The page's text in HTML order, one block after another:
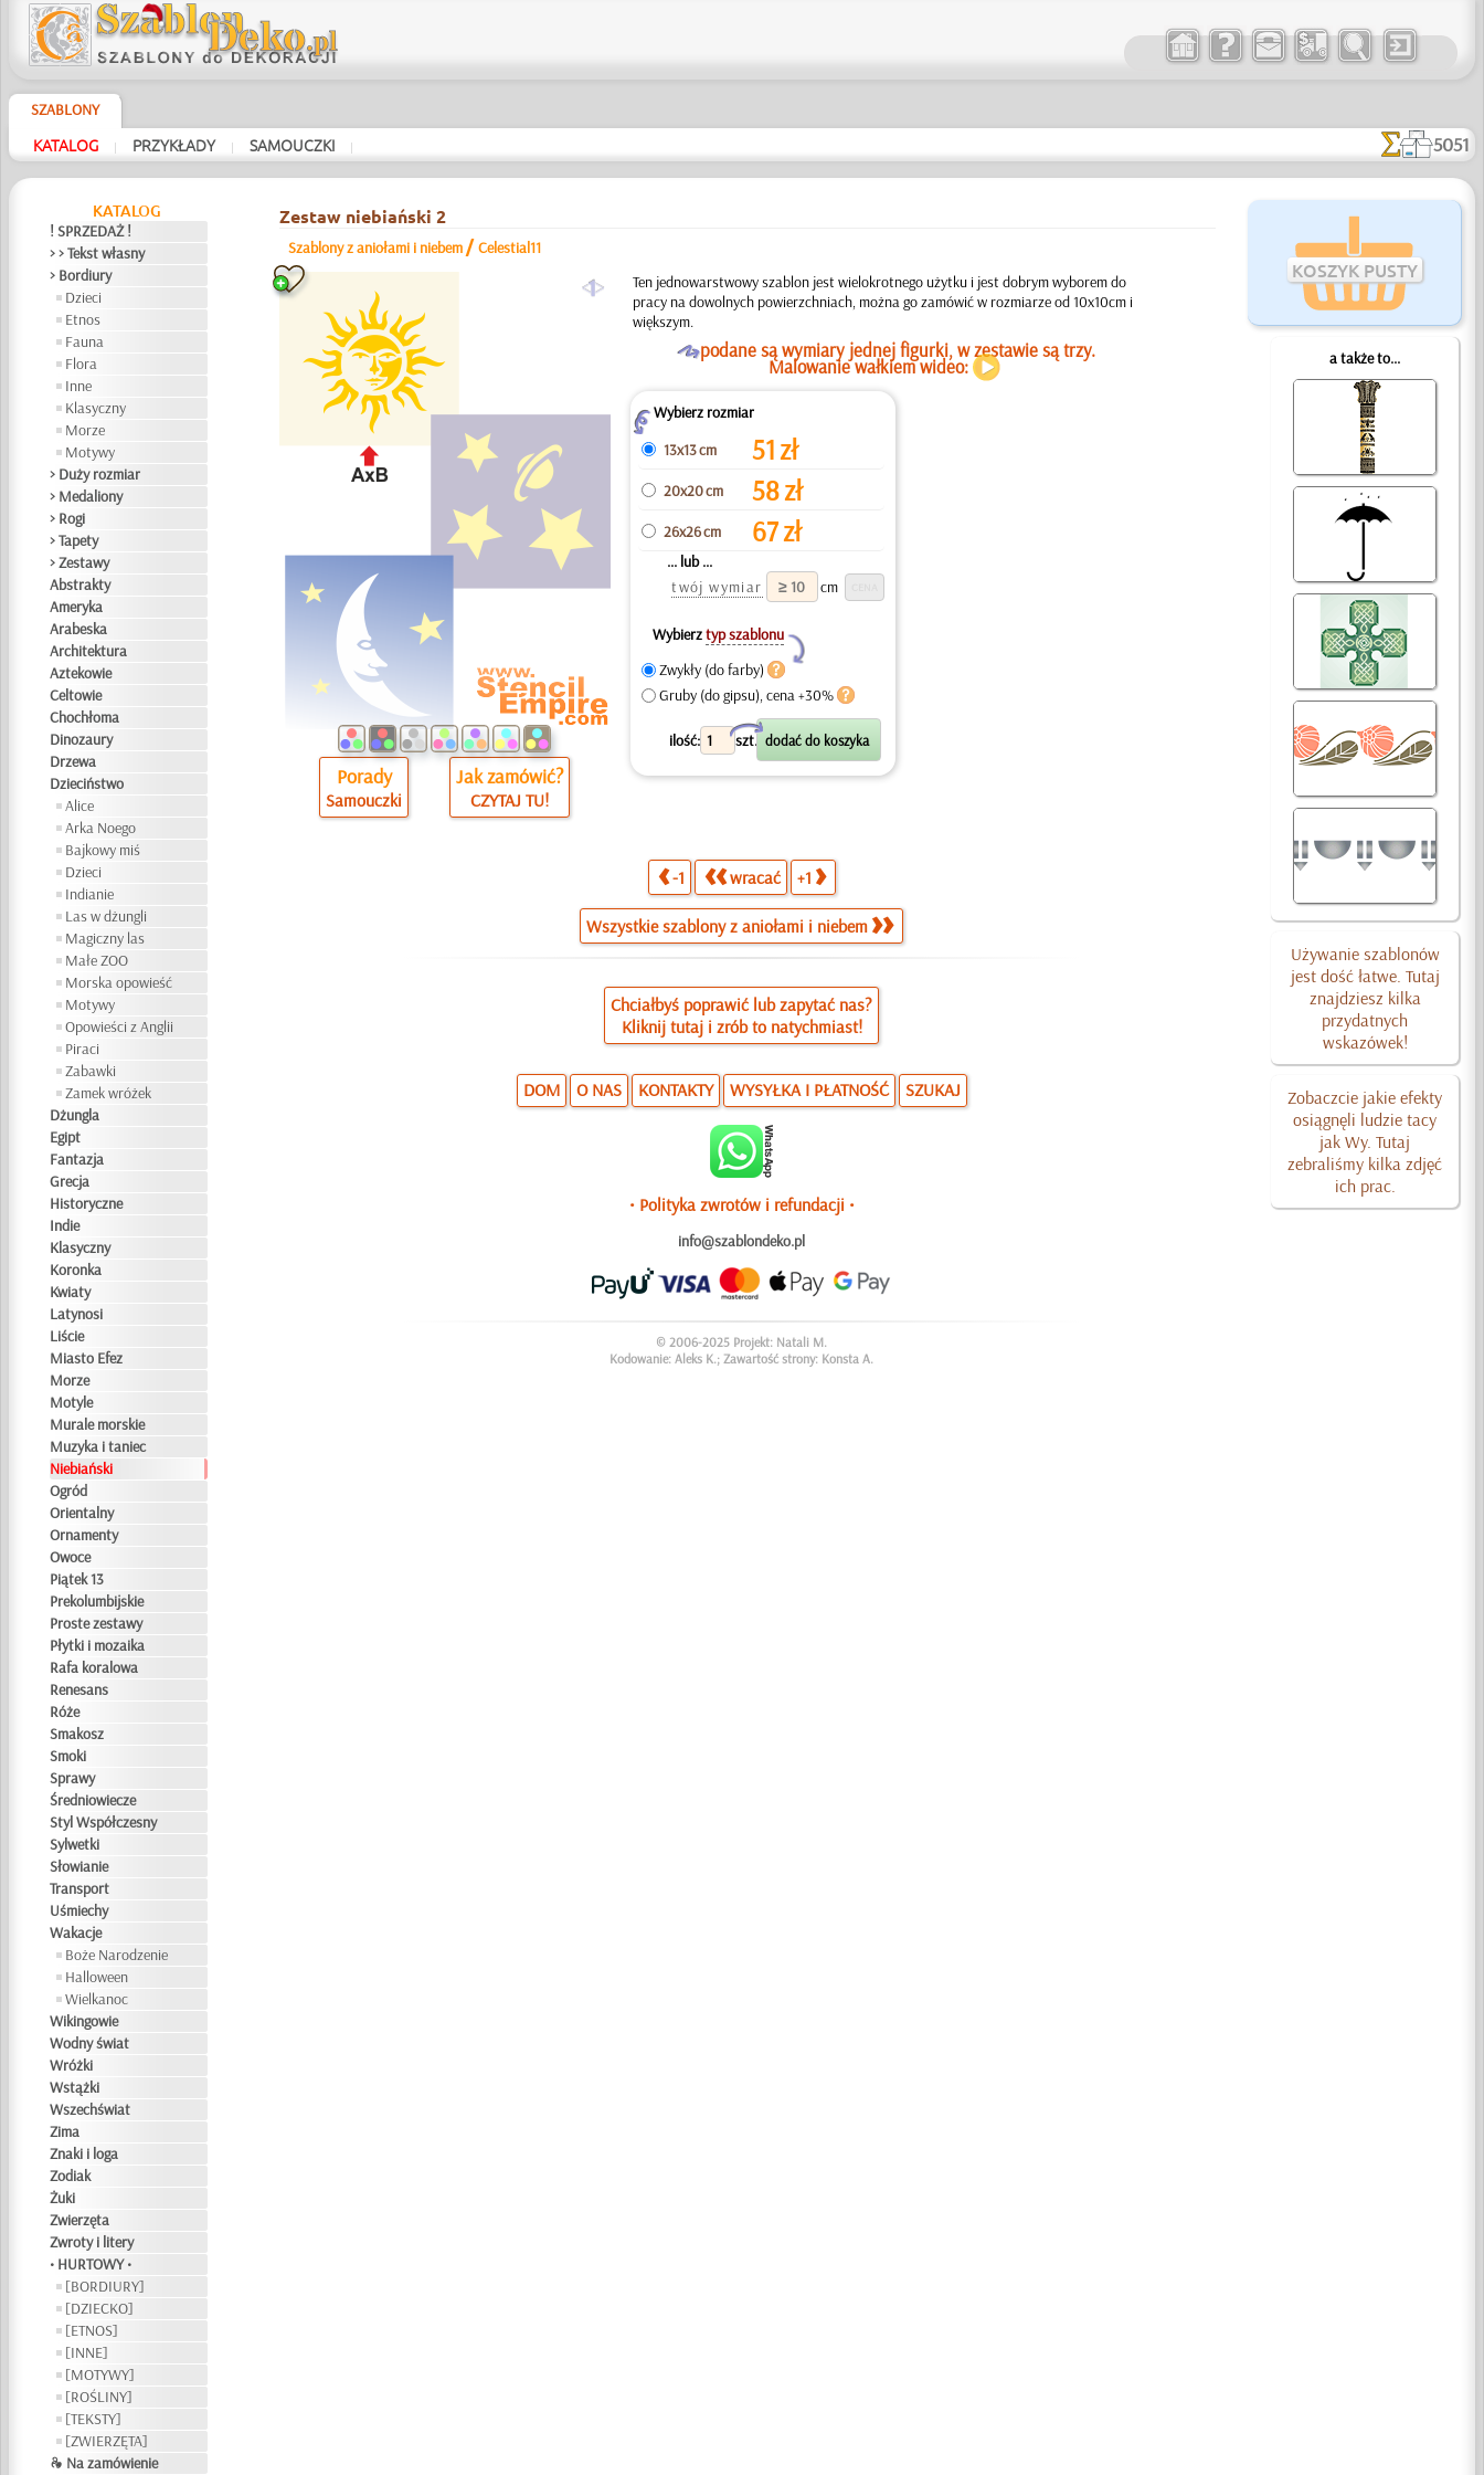
SZABLONY
KATALOG | PRZYKŁADY | SAMOUCZKI | 5051
KATALOG
! SPRZEDAŻ !
> > Tekst własny
> Bordiury
Dzieci
Etnos
Fauna
Flora
Inne
Klasyczny
Morze
Motywy
> Duży rozmiar
> Medaliony
> Rogi
> Tapety
> Zestawy
Abstrakty
Ameryka
Arabeska
Architektura
Aztekowie
Celtowie
Chochłoma
Dinozaury
Drzewa
Dzieciństwo
Alice
Arka Noego
Bajkowy miś
Dzieci
Indianie
Las w dżungli
Magiczny las
Małe ZOO
Morska opowieść
Motywy
Opowieści z Anglii
Piraci
Zabawki
Zamek wróżek
Dżungla
Egipt
Fantazja
Grecja
Historyczne
Indie
Klasyczny
Koronka
Kwiaty
Latynosi
Liście
Miasto Efez
Morze
Motyle
Murale morskie
Muzyka i taniec
Niebiański
Ogród
Orientalny
Ornamenty
Owoce
Piątek 13
Prekolumbijskie
Proste zestawy
Płytki i mozaika
Rafa koralowa
Renesans
Róże
Smakosz
Smoki
Sprawy
Średniowiecze
Styl Współczesny
Sylwetki
Słowianie
Transport
Uśmiechy
Wakacje
Boże Narodzenie
Halloween
Wielkanoc
Wikingowie
Wodny świat
Wróżki
Wstążki
Wszechświat
Zima
Znaki i loga
Zodiak
Żuki
Zwierzęta
Zwroty i litery
• HURTOWY •
[BORDIURY]
[DZIECKO]
[ETNOS]
[INNE]
[MOTYWY]
[ROŚLINY]
[TEKSTY]
[ZWIERZĘTA]
❧ Na zamówienie
KOSZYK PUSTY
a także to...
Używanie szablonów
jest dość łatwe. Tutaj
znajdziesz kilka
przydatnych
wskazówek!
Zobaczcie jakie efekty
osiągnęli ludzie tacy
jak Wy. Tutaj
zebraliśmy kilka zdjęć
ich prac.
Zestaw niebiański 2
Szablony z aniołami i niebem /Celestial11
a
Porady
Samouczki
Jak zamówić?
CZYTAJ TU!
Ten jednowarstwowy szablon jest wielokrotnego użytku i jest dobrym wyborem do
pracy na dowolnych powierzchniach, można go zamówić w rozmiarze od 10x10cm i
większym.
Opodane są wymiary jednej figurki, w zestawie są trzy.
Malowanie wałkiem wideo:
ZWybierz rozmiar
13x13 cm
51zł
20x20 cm 58zł
26x26 cm 67zł
... lub ...
twój wymiar
cm
Wybierztyp szablonu
Y
Zwykły (do farby)
Gruby (do gipsu), cena +30%
ilość: szt.
X
-1 wracać +1
Wszystkie szablony z aniołami i niebem
Chciałbyś poprawić lub zapytać nas?
Kliknij tutaj i zrób to natychmiast!
DOM O NAS KONTAKTY WYSYŁKA I PŁATNOŚĆ SZUKAJ
• Polityka zwrotów i refundacji •
info@szablondeko.pl
© 2006-2025 Projekt: Natali M.
Kodowanie: Aleks K.; Zawartość strony: Konsta A.